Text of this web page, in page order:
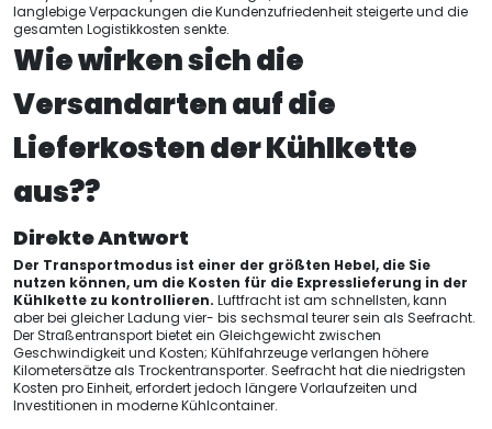
langlebige Verpackungen die Kundenzufriedenheit steigerte und die
gesamten Logistikkosten senkte.
Wie wirken sich die
Versandarten auf die
Lieferkosten der Kühlkette
aus??
Direkte Antwort
Der Transportmodus ist einer der größten Hebel, die Sie
nutzen können, um die Kosten für die Expresslieferung in der
Kühlkette zu kontrollieren. Luftfracht ist am schnellsten, kann
aber bei gleicher Ladung vier- bis sechsmal teurer sein als Seefracht.
Der Straßentransport bietet ein Gleichgewicht zwischen
Geschwindigkeit und Kosten; Kühlfahrzeuge verlangen höhere
Kilometersätze als Trockentransporter. Seefracht hat die niedrigsten
Kosten pro Einheit, erfordert jedoch längere Vorlaufzeiten und
Investitionen in moderne Kühlcontainer.